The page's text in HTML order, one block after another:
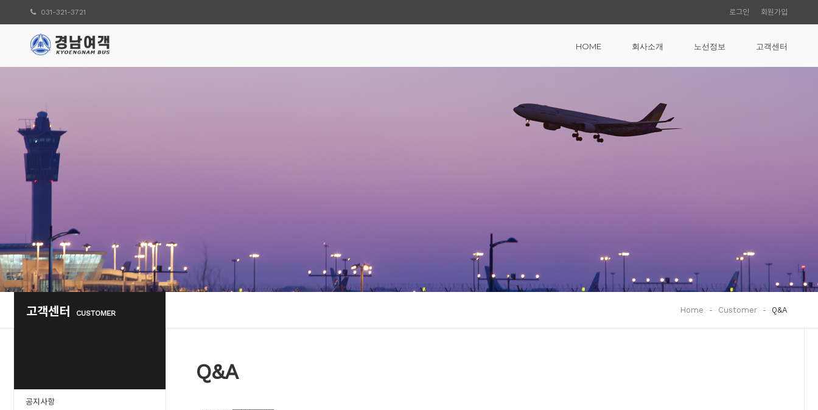
031-321-3721 로그인 회원가입
HOME 회사소개 노선정보 고객센터
Home - Customer - Q&A
고객센터 CUSTOMER
공지사항
Q&A